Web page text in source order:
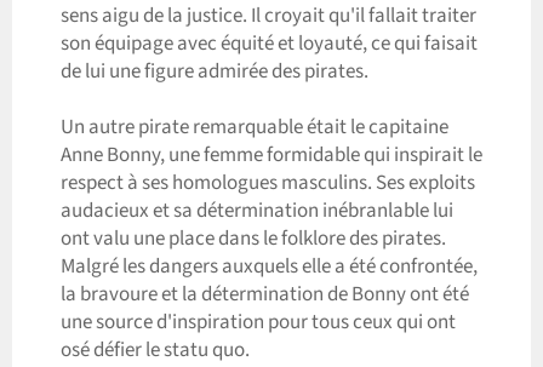
sens aigu de la justice. Il croyait qu'il fallait traiter
son équipage avec équité et loyauté, ce qui faisait
de lui une figure admirée des pirates.
Un autre pirate remarquable était le capitaine
Anne Bonny, une femme formidable qui inspirait le
respect à ses homologues masculins. Ses exploits
audacieux et sa détermination inébranlable lui
ont valu une place dans le folklore des pirates.
Malgré les dangers auxquels elle a été confrontée,
la bravoure et la détermination de Bonny ont été
une source d'inspiration pour tous ceux qui ont
osé défier le statu quo.